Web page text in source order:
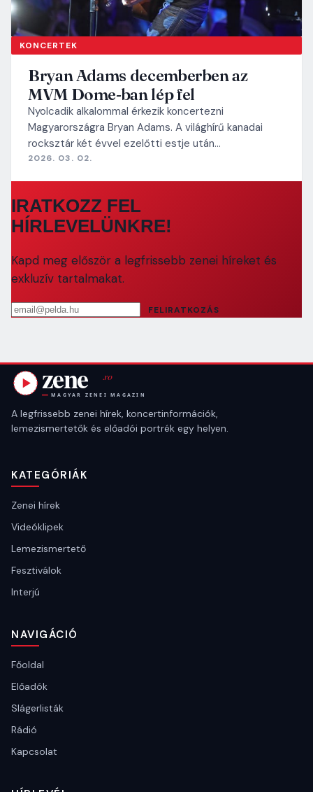
KONCERTEK
Bryan Adams decemberben az
MVM Dome-ban lép fel
Nyolcadik alkalommal érkezik koncertezni
Magyarországra Bryan Adams. A világhírű kanadai
rocksztár két évvel ezelőtti estje után…
2026. 03. 02.
IRATKOZZ FEL
HÍRLEVELÜNKRE!
Kapd meg először a legfrissebb zenei híreket és
exkluzív tartalmakat.
Email cím
FELIRATKOZÁS
A legfrissebb zenei hírek, koncertinformációk,
lemezismertetők és előadói portrék egy helyen.
KATEGÓRIÁK
Zenei hírek
Videóklipek
Lemezismertető
Fesztiválok
Interjú
NAVIGÁCIÓ
Főoldal
Előadók
Slágerlisták
Rádió
Kapcsolat